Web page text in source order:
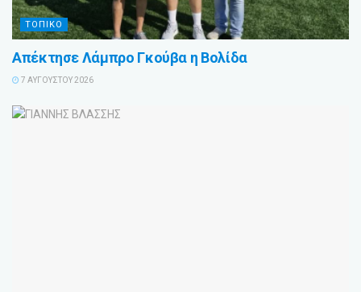
ΤΟΠΙΚΟ
Απέκτησε Λάμπρο Γκούβα η Βολίδα
7 ΑΥΓΟΎΣΤΟΥ 2026